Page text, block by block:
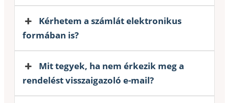
Kérhetem a számlát elektronikus
formában is?
Mit tegyek, ha nem érkezik meg a
rendelést visszaigazoló e-mail?